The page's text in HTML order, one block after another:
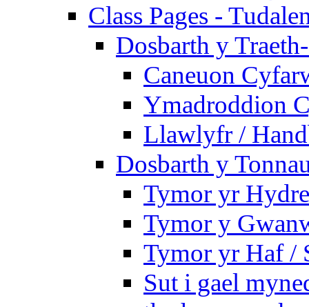
Class Pages -
Dosbarth y
Caneuon
Ymadroddion
Llawlyfr /
Dosbarth y
Tymor yr
Tymor y
Tymor yr Haf /
Sut i gael